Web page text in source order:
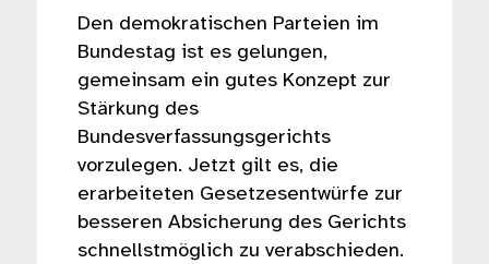
Den demokratischen Parteien im
Bundestag ist es gelungen,
gemeinsam ein gutes Konzept zur
Stärkung des
Bundesverfassungsgerichts
vorzulegen. Jetzt gilt es, die
erarbeiteten Gesetzesentwürfe zur
besseren Absicherung des Gerichts
schnellstmöglich zu verabschieden.